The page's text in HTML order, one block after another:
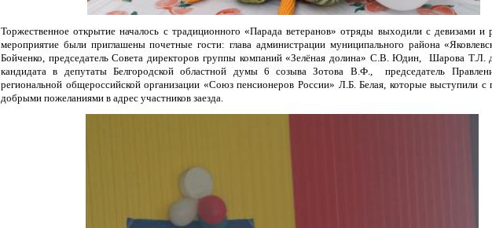
Торжественное открытие началось с традиционного «Парада ветеранов» отряды выходили с девизами
мероприятие были приглашены почетные гости: глава администрации муниципального района
Бойченко, председатель Совета директоров группы компаний «Зелёная долина» С.В. Юдин, Шарова Т.Л.
кандидата в депутаты Белгородской областной думы 6 созыва Зотова В.Ф., председатель
региональной общероссийской организации «Союз пенсионеров России» Л.Б. Белая, которые выступили с
добрыми пожеланиями в адрес участников заезда.